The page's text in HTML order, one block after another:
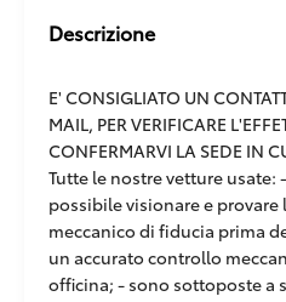
Descrizione
E' CONSIGLIATO UN
MAIL, PER VERIFICARE
CONFERMARVI LA SEDE IN
Tutte le nostre vetture usate:
possibile visionare e
meccanico di fiducia prima
un accurato controllo
officina; - sono sottoposte a